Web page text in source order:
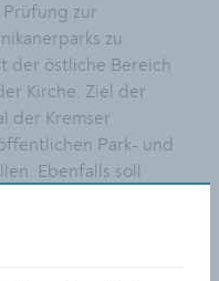
zur
zu
der östliche Bereich
Kirche. Ziel der
der Kremser
Park- und
Ebenfalls soll